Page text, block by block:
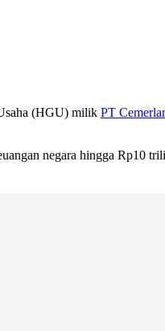
(HGU) milik PT
negara hingga Rp10